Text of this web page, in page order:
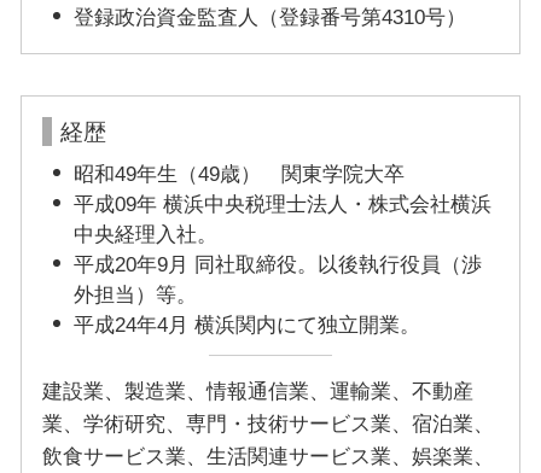
登録政治資金監査人（登録番号第4310号）
経歴
昭和49年生（49歳） 関東学院大卒
平成09年 横浜中央税理士法人・株式会社横浜
中央経理入社。
平成20年9月 同社取締役。以後執行役員（渉
外担当）等。
平成24年4月 横浜関内にて独立開業。
建設業、製造業、情報通信業、運輸業、不動産
業、学術研究、専門・技術サービス業、宿泊業、
飲食サービス業、生活関連サービス業、娯楽業、